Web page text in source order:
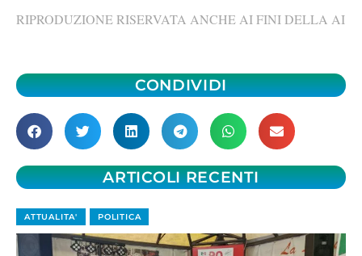
RIPRODUZIONE RISERVATA ANCHE AI FINI DELLA AI
CONDIVIDI
ARTICOLI RECENTI
ATTUALITA' POLITICA